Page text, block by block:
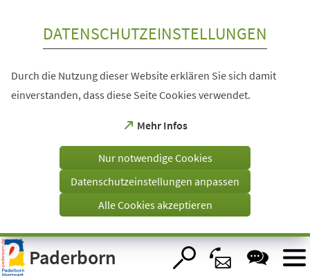
Visuelle
Assistenzsoftware
öffnen.
DATENSCHUTZEINSTELLUNGEN
Durch die Nutzung dieser Website erklären Sie sich damit
einverstanden, dass diese Seite Cookies verwendet.
Mehr Infos
(Öffnet
einem
Tab)
Nur notwendige Cookies
Datenschutzeinstellungen anpassen
Alle Cookies akzeptieren
Paderborn